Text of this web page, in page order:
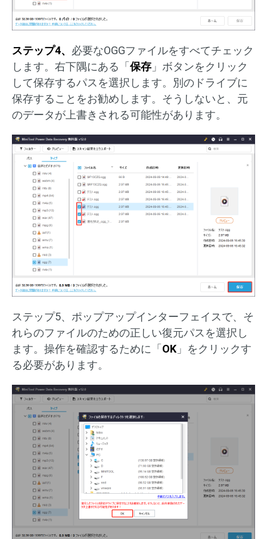
ステップ4、 必要なOGGファイルをすべてチェック
します。右下隅にある「 保存 」ボタンをクリック
して保存するパスを選択します。別のドライブに
保存することをお勧めします。そうしないと、元
のデータが上書きされる可能性があります。
ステップ5、ポップアップインターフェイスで、そ
れらのファイルのための正しい復元パスを選択し
ます。操作を確認するために「 OK 」をクリックす
る必要があります。